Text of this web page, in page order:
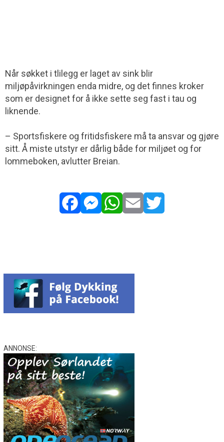
Når søkket i tlilegg er laget av sink blir
miljøpåvirkningen enda midre, og det finnes kroker
som er designet for å ikke sette seg fast i tau og
liknende.
– Sportsfiskere og fritidsfiskere må ta ansvar og gjøre
sitt. Å miste utstyr er dårlig både for miljøet og for
lommeboken, avlutter Breian.
ANNONSE: